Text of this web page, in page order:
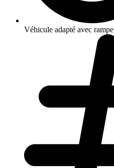
Véhicule adapté avec rampe